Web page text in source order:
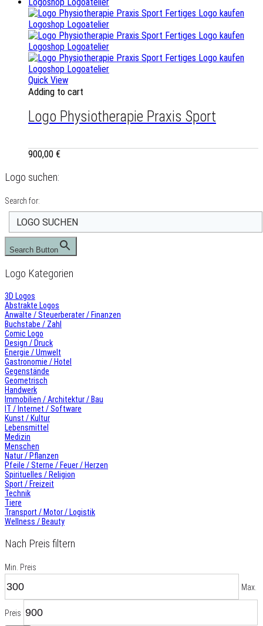
Quick View
Adding to cart
Logo Physiotherapie Praxis Sport
900,00 €
Logo suchen:
Search for:
Search Button
Logo Kategorien
3D Logos
Abstrakte Logos
Anwälte / Steuerberater / Finanzen
Buchstabe / Zahl
Comic Logo
Design / Druck
Energie / Umwelt
Gastronomie / Hotel
Gegenstände
Geometrisch
Handwerk
Immobilien / Architektur / Bau
IT / Internet / Software
Kunst / Kultur
Lebensmittel
Medizin
Menschen
Natur / Pflanzen
Pfeile / Sterne / Feuer / Herzen
Spirituelles / Religion
Sport / Freizeit
Technik
Tiere
Transport / Motor / Logistik
Wellness / Beauty
Nach Preis filtern
Min. Preis
Max.
Preis